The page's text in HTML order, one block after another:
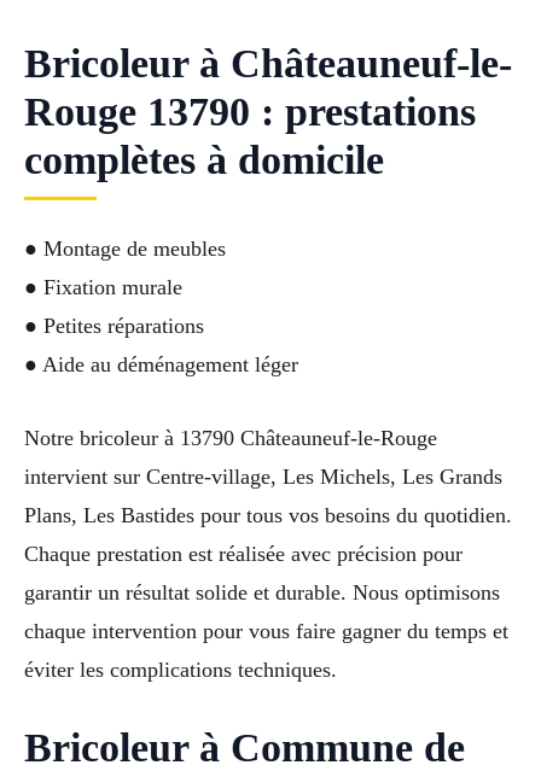
Bricoleur à Châteauneuf-le-
Rouge 13790 : prestations
complètes à domicile
● Montage de meubles
● Fixation murale
● Petites réparations
● Aide au déménagement léger
Notre bricoleur à 13790 Châteauneuf-le-Rouge
intervient sur Centre-village, Les Michels, Les Grands
Plans, Les Bastides pour tous vos besoins du quotidien.
Chaque prestation est réalisée avec précision pour
garantir un résultat solide et durable. Nous optimisons
chaque intervention pour vous faire gagner du temps et
éviter les complications techniques.
Bricoleur à Commune de